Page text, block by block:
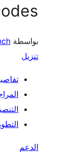
بواسطة
تنزيل
الدعم